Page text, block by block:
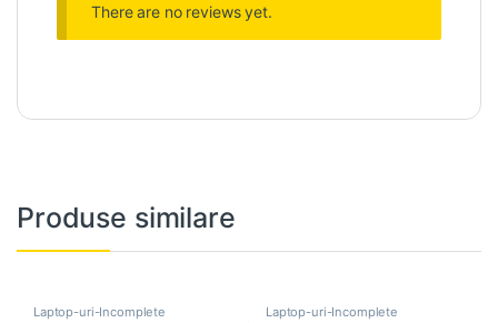
There are no reviews yet.
Produse similare
Laptop-uri-Incomplete Laptop-uri-Incomplete